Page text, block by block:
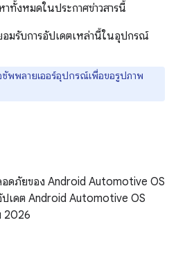
ทั้งหมดในประกาศข่าวสารนี้
มรับการอัปเดตเหล่านี้ในอุปกรณ์
ซัพพลายเออร์อุปกรณ์เพื่อขอรูปภาพ
ดภัยของ Android Automotive OS
ปเดต Android Automotive OS
2026